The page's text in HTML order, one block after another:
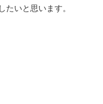
たいと思います。